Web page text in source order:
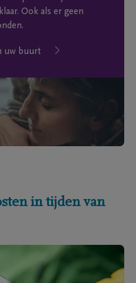
Ook als er geen
uw buurt
in tijden van